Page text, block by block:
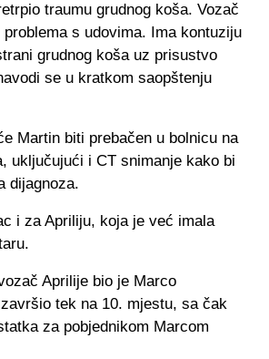
traumu grudnog koša. Vozač
s udovima. Ima kontuziju
grudnog koša uz prisustvo
se u kratkom saopštenju
Martin biti prebačen u bolnicu na
uključujući i CT snimanje kako bi
dijagnoza.
i za Apriliju, koja je već imala
Aprilije bio je Marco
tek na 10. mjestu, sa čak
za pobjednikom Marcom